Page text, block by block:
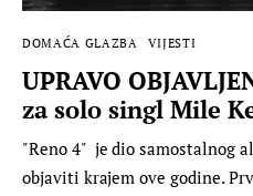
DOMAĆA GLAZBA VIJESTI
UPRAVO
za solo singl Mile
"Reno 4" je dio samostalnog
objaviti krajem ove godine.